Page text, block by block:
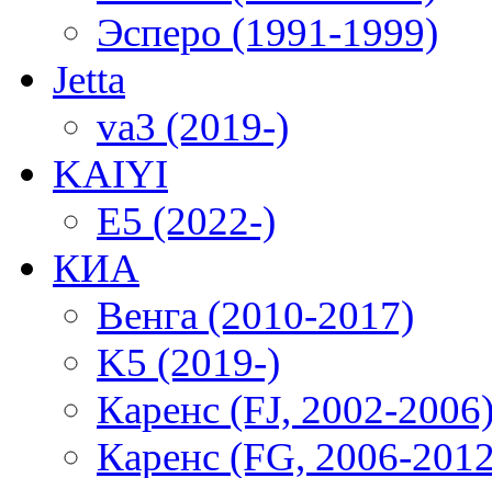
Эсперо (1991-1999)
Jetta
va3 (2019-)
KAIYI
E5 (2022-)
КИА
Венга (2010-2017)
K5 (2019-)
Каренс (FJ, 2002-
Каренс (FG, 2006-